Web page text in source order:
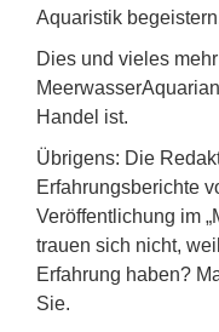
Aquaristik
Dies und vieles
Handel ist.
Übrigens: Die
Erfahrungsberichte
Veröffentlichung im
trauen sich nicht,
Erfahrung haben?
Sie.